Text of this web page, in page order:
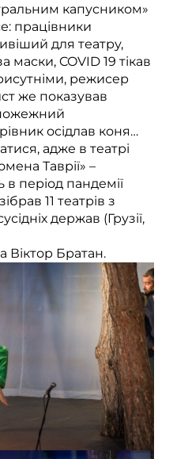
капусником»
працівники
для театру,
маски, COVID 19 тікав
режисер
же показував
осідлав коня…
адже в театрі
Таврії» –
в період пандемії
11 театрів з
держав (Грузії,
Віктор Братан.